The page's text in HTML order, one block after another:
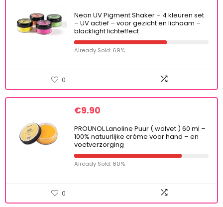
Neon UV Pigment Shaker – 4 kleuren set
– UV actief – voor gezicht en lichaam –
blacklight lichteffect
Already Sold: 69%
0
€9.90
PROUNOL Lanoline Puur ( wolvet ) 60 ml –
100% natuurlijke crème voor hand – en
voetverzorging
Already Sold: 80%
0